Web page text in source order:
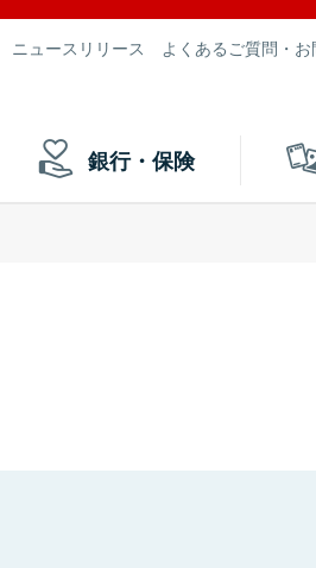
ニュースリリース よくあるご質問・
銀行・保険